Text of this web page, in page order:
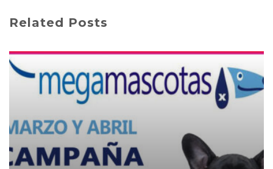
Related Posts